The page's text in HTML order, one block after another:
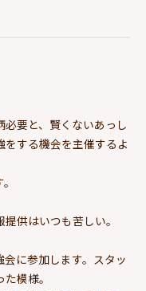
要と、賢くないあっし
する機会を主催するよ
供はいつも苦しい。
に参加します。スタッ
模様。